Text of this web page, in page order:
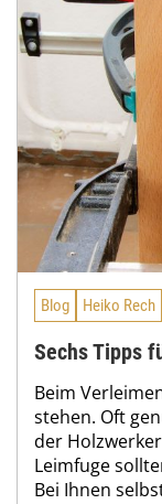
Blog Heiko Rech
Sechs Tipps
Beim
stehen. Oft
der
Leimfuge
Bei Ihnen